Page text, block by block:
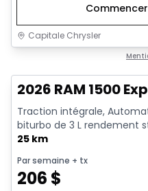
Capitale Chrysler
2026 RAM 1500
Traction intégrale,
biturbo de 3 L rendement
25 km
Par semaine + tx
206 $